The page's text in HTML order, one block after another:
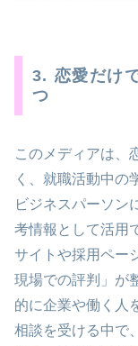
3. 恋愛だけ
つ
このメディアは、
く、就職活動中の
ビジネスパーソン
考情報として活用
サイトや採用ペー
現場での評判」が
的に企業や働く人
相談を受ける中で